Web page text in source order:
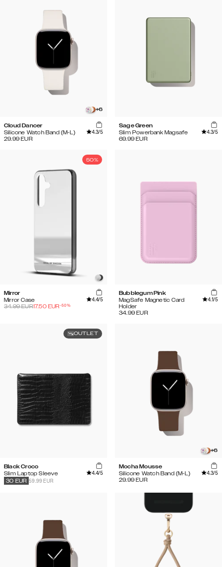
+6
Cloud Dancer
Silicone Watch Band (M-L)
4.3/5
29.99 EUR
Sage Green
Slim Powerbank Magsafe
4.3/5
69.99 EUR
50%
Mirror
Mirror Case
4.4/5
34.99EUR17.50 EUR-50%
Bubblegum Pink
MagSafe Magnetic Card
Holder
4.1/5
34.99 EUR
OUTLET
Black Croco
Slim Laptop Sleeve
4.4/5
59.99 EUR
30 EUR
+6
Mocha Mousse
Silicone Watch Band (M-L)
4.3/5
29.99 EUR